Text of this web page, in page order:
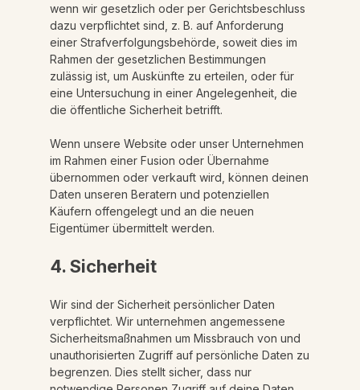
wenn wir gesetzlich oder per Gerichtsbeschluss
dazu verpflichtet sind, z. B. auf Anforderung
einer Strafverfolgungsbehörde, soweit dies im
Rahmen der gesetzlichen Bestimmungen
zulässig ist, um Auskünfte zu erteilen, oder für
eine Untersuchung in einer Angelegenheit, die
die öffentliche Sicherheit betrifft.
Wenn unsere Website oder unser Unternehmen
im Rahmen einer Fusion oder Übernahme
übernommen oder verkauft wird, können deinen
Daten unseren Beratern und potenziellen
Käufern offengelegt und an die neuen
Eigentümer übermittelt werden.
4. Sicherheit
Wir sind der Sicherheit persönlicher Daten
verpflichtet. Wir unternehmen angemessene
Sicherheitsmaßnahmen um Missbrauch von und
unauthorisierten Zugriff auf persönliche Daten zu
begrenzen. Dies stellt sicher, dass nur